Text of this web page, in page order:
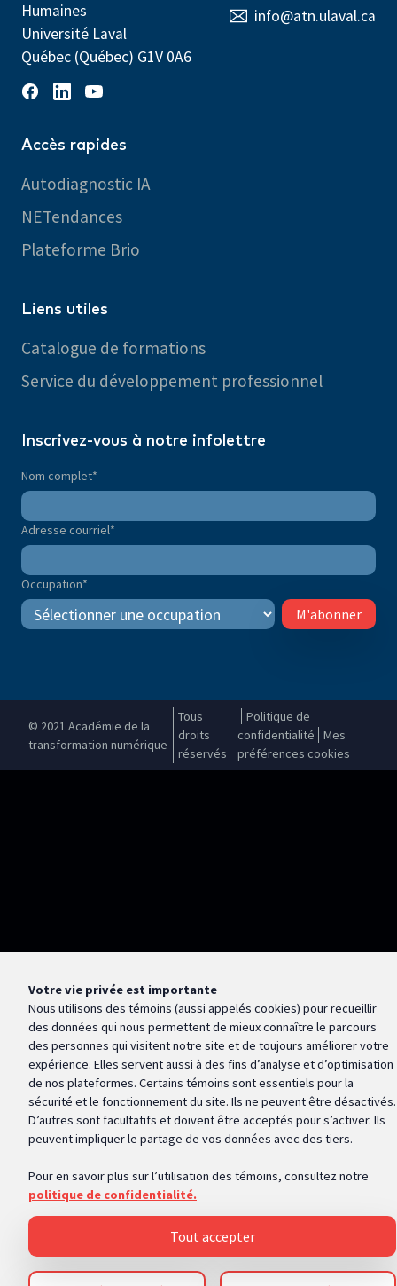
Humaines
Université Laval
Québec (Québec) G1V 0A6
info@atn.ulaval.ca
Accès rapides
Autodiagnostic IA
NETendances
Plateforme Brio
Inscrivez-vous à notre infolettre
Nom complet*
Adresse courriel*
Occupation*
M'abonner
Liens utiles
Catalogue de formations
Service du développement professionnel
© 2021 Académie de la
transformation numérique
Tous
droits
réservés
Politique de
confidentialité
Mes
préférences cookies
Votre vie privée est importante
Nous utilisons des témoins (aussi appelés cookies) pour recueillir
des données qui nous permettent de mieux connaître le parcours
des personnes qui visitent notre site et de toujours améliorer votre
expérience. Elles servent aussi à des fins d’analyse et d’optimisation
de nos plateformes. Certains témoins sont essentiels pour la
sécurité et le fonctionnement du site. Ils ne peuvent être désactivés.
D’autres sont facultatifs et doivent être acceptés pour s’activer. Ils
peuvent impliquer le partage de vos données avec des tiers.
Pour en savoir plus sur l’utilisation des témoins, consultez notre
politique de confidentialité.
Tout accepter